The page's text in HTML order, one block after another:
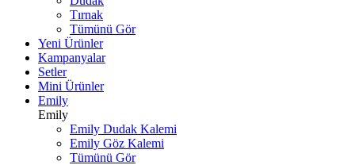
Tırnak
Tümünü Gör
Yeni Ürünler
Kampanyalar
Setler
Mini Ürünler
Emily
Emily
Emily Dudak Kalemi
Emily Göz Kalemi
Tümünü Gör